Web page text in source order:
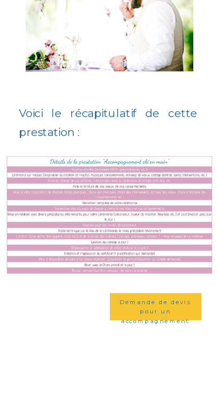
Voici le récapitulatif de cette
prestation :
Demande de devis
pour un
accompagnement